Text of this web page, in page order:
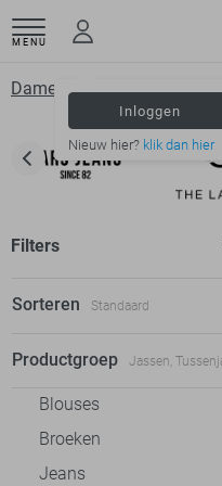
MENU
Inloggen
Nieuw hier? klik dan hier
Dameskleding Jassen
Filters
Sorteren Standaard
Standaard
Productgroep Jassen,
Blouses
Broeken
Jeans